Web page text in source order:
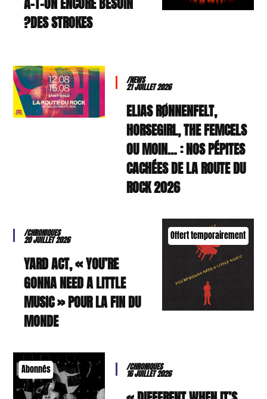
DES STROKES?
/NEWS
21 JUILLET 2026
ELIAS RØNNENFELT,
HORSEGIRL, THE FEMCELS
OU MOIN… : NOS PÉPITES
CACHÉES DE LA ROUTE DU
ROCK 2026
Offert temporairement
/CHRONIQUES
20 JUILLET 2026
YARD ACT, « YOU’RE
GONNA NEED A LITTLE
MUSIC » POUR LA FIN DU
MONDE
Abonnés /CHRONIQUES
16 JUILLET 2026